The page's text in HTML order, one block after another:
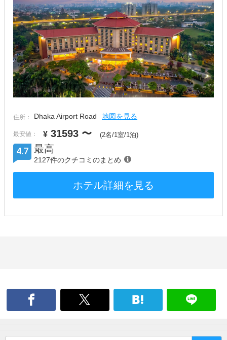
住所： Dhaka Airport Road 地図を見る
最安値： ¥ 31593 〜 (2名/1室/1泊)
4.7 最高
2127件のクチコミのまとめ
ホテル詳細を見る